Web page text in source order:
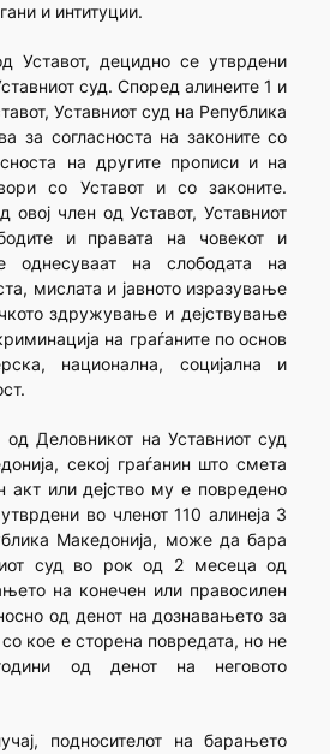
и интитуции.
Уставот, децидно се утврдени
суд. Според алинеите 1 и
Уставниот суд на Република
за согласноста на законите со
на другите прописи и на
со Уставот и со законите.
овој член од Уставот, Уставниот
и правата на човекот и
однесуваат на слободата на
мислата и јавното изразување
здружување и дејствување
на граѓаните по основ
национална, социјална и
од Деловникот на Уставниот суд
секој граѓанин што смета
акт или дејство му е повредено
во членот 110 алинеја 3
Македонија, може да бара
суд во рок од 2 месеца од
на конечен или правосилен
од денот на дознавањето за
кое е сторена повредата, но не
од денот на неговото
подносителот на барањето